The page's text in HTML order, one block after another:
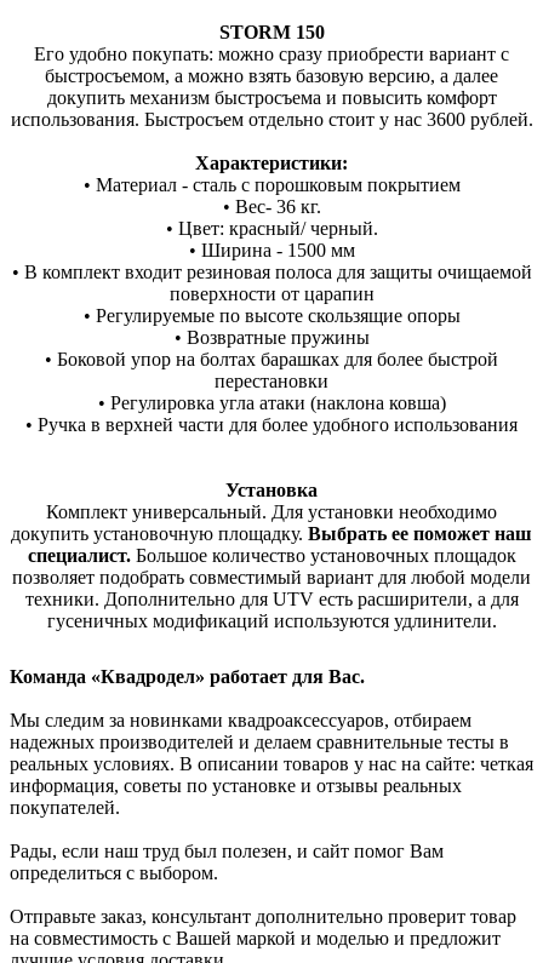
STORM 150
Его удобно покупать: можно сразу приобрести вариант с
быстросъемом, а можно взять базовую версию, а далее
докупить механизм быстросъема и повысить комфорт
использования. Быстросъем отдельно стоит у нас 3600 рублей.
Характеристики:
• Материал - сталь с порошковым покрытием
• Вес- 36 кг.
• Цвет: красный/ черный.
• Ширина - 1500 мм
• В комплект входит резиновая полоса для защиты очищаемой
поверхности от царапин
• Регулируемые по высоте скользящие опоры
• Возвратные пружины
• Боковой упор на болтах барашках для более быстрой
перестановки
• Регулировка угла атаки (наклона ковша)
• Ручка в верхней части для более удобного использования
Установка
Комплект универсальный. Для установки необходимо
докупить установочную площадку. Выбрать ее поможет наш
специалист. Большое количество установочных площадок
позволяет подобрать совместимый вариант для любой модели
техники. Дополнительно для UTV есть расширители, а для
гусеничных модификаций используются удлинители.
Команда «Квадродел» работает для Вас.
Мы следим за новинками квадроаксессуаров, отбираем
надежных производителей и делаем сравнительные тесты в
реальных условиях. В описании товаров у нас на сайте: четкая
информация, советы по установке и отзывы реальных
покупателей.
Рады, если наш труд был полезен, и сайт помог Вам
определиться с выбором.
Отправьте заказ, консультант дополнительно проверит товар
на совместимость с Вашей маркой и моделью и предложит